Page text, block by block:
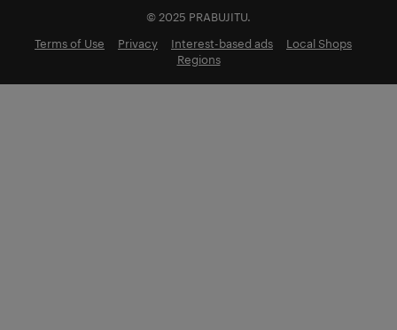
© 2025 PRABUJITU.
Terms of Use
Privacy Interest-based ads
Local Shops
Regions